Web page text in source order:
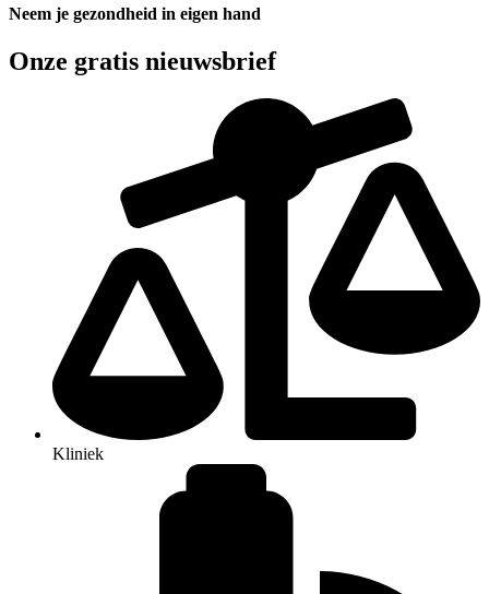
Neem je gezondheid in eigen hand
Onze gratis nieuwsbrief
Kliniek